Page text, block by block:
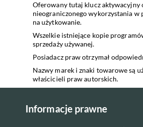
Oferowany tutaj klucz aktywacyjny
nieograniczonego wykorzystania
na użytkowanie.
Wszelkie istniejące kopie
sprzedaży używanej.
Posiadacz praw otrzymał
Nazwy marek i znaki towarowe są
właścicieli praw autorskich.
Informacje prawne